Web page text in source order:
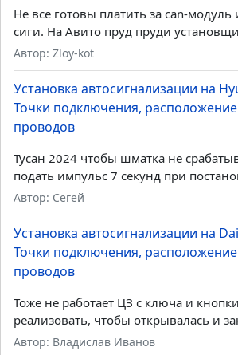
Не все готовы платить за can-
сиги. На Авито пруд пруди
Автор: Zloy-kot
Установка автосигнализации на
Точки подключения,
проводов
Тусан 2024 чтобы шматка не
подать импульс 7 секунд при
Автор: Сегей
Установка автосигнализации на
Точки подключения,
проводов
Тоже не работает ЦЗ с ключа и
реализовать, чтобы открывалась и
Автор: Владислав Иванов